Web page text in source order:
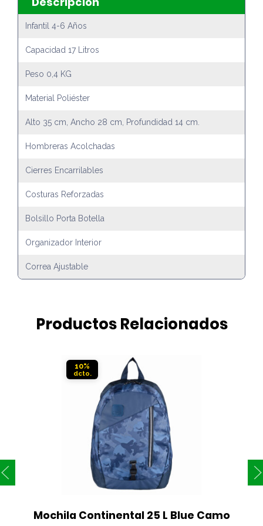
Infantil 4-6 Años
Capacidad 17 Litros
Peso 0,4 KG
Material Poliéster
Alto 35 cm, Ancho 28 cm, Profundidad 14 cm.
Hombreras Acolchadas
Cierres Encarrilables
Costuras Reforzadas
Bolsillo Porta Botella
Organizador Interior
Correa Ajustable
Productos Relacionados
10%
Mochila Continental 25 L Blue Camo